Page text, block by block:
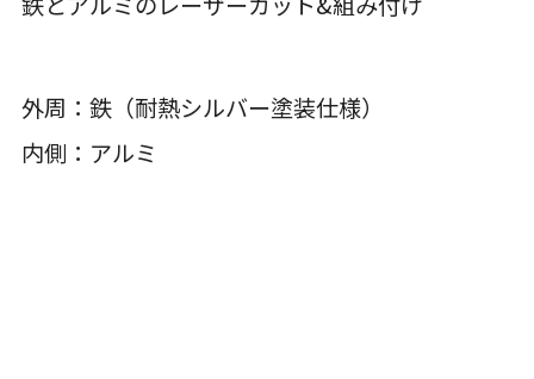
外周：鉄（耐熱シルバー塗装仕様）
内側：アルミ